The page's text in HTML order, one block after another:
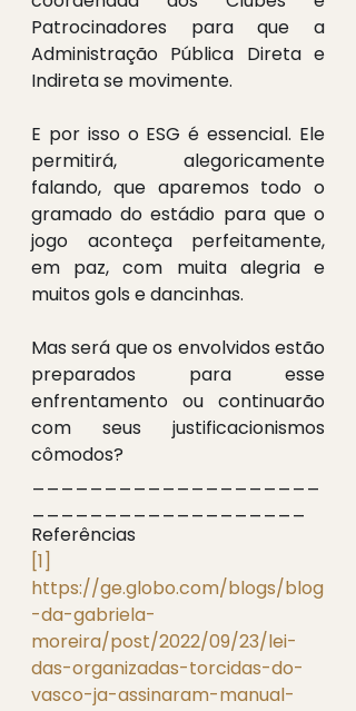
Patrocinadores para que a
Administração Pública Direta e
Indireta se movimente.
E por isso o ESG é essencial. Ele
permitirá, alegoricamente
falando, que aparemos todo o
gramado do estádio para que o
jogo aconteça perfeitamente,
em paz, com muita alegria e
muitos gols e dancinhas.
Mas será que os envolvidos estão
preparados para esse
enfrentamento ou continuarão
com seus justificacionismos
cômodos?
Referências
[1]
https://ge.globo.com/blogs/blog
-da-gabriela-
moreira/post/2022/09/23/lei-
das-organizadas-torcidas-do-
vasco-ja-assinaram-manual-